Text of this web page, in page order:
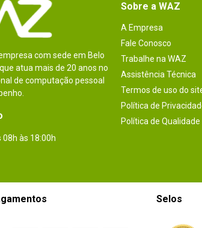
com sede em Belo
atua mais de 20 anos no
de computação pessoal
08h às 18:00h
Sobre a WAZ
A Empresa
Fale Conosco
Trabalhe na WAZ
Assistência Técnica
Termos de uso do
Política de
Política de Qualidade
Selos